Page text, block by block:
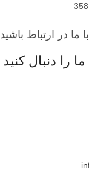
358
با ما در ارتباط باشید
ما را دنبال کنید